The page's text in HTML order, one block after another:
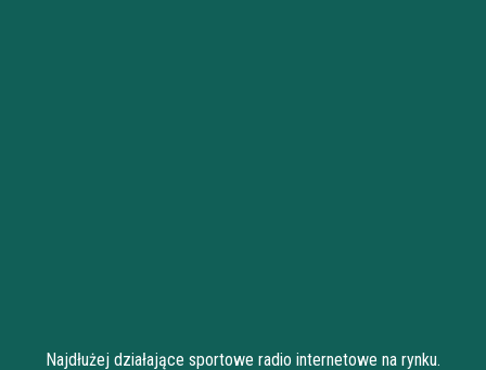
Najdłużej działające sportowe radio internetowe na rynku.